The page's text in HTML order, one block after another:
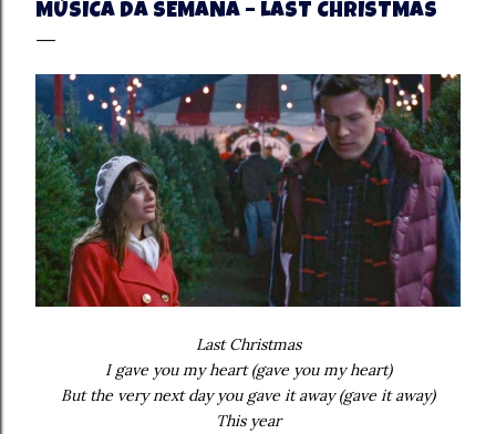
MÚSICA DA SEMANA – LAST CHRISTMAS
Last Christmas
I gave you my heart (gave you my heart)
But the very next day you gave it away (gave it away)
This year